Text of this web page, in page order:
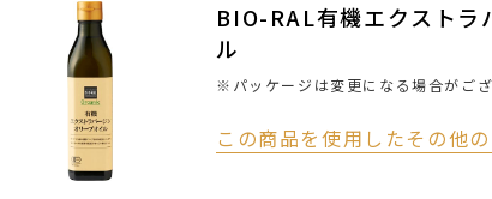
BIO-RAL有機エクストラ
ル
※パッケージは変更になる場合がござ
この商品を使用したその他